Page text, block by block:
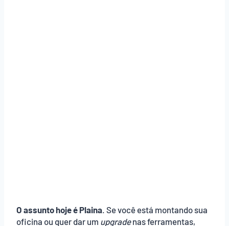
O assunto hoje é Plaina . Se você está montando sua
oficina ou quer dar um upgradenas ferramentas,